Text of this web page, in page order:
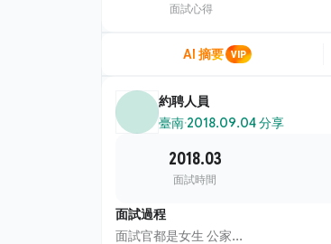
面試心得
AI 摘要 VIP
約聘人員
臺南·2018.09.04 分享
2018.03
面試時間
面試過程
面試官都是女生 公家...